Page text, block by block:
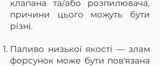
клапана та/або розпилювача,
причини цього можуть бути
різні.
Паливо низької якості — злам
форсунок може бути пов'язана